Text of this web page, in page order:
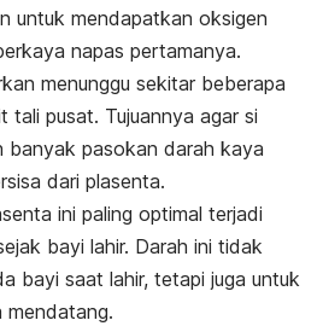
untuk mendapatkan oksigen
napas pertamanya.
menunggu sekitar beberapa
tali pusat. Tujuannya agar si
banyak pasokan darah kaya
dari plasenta.
ini paling optimal terjadi
bayi lahir. Darah ini tidak
bayi saat lahir, tetapi juga untuk
mendatang.